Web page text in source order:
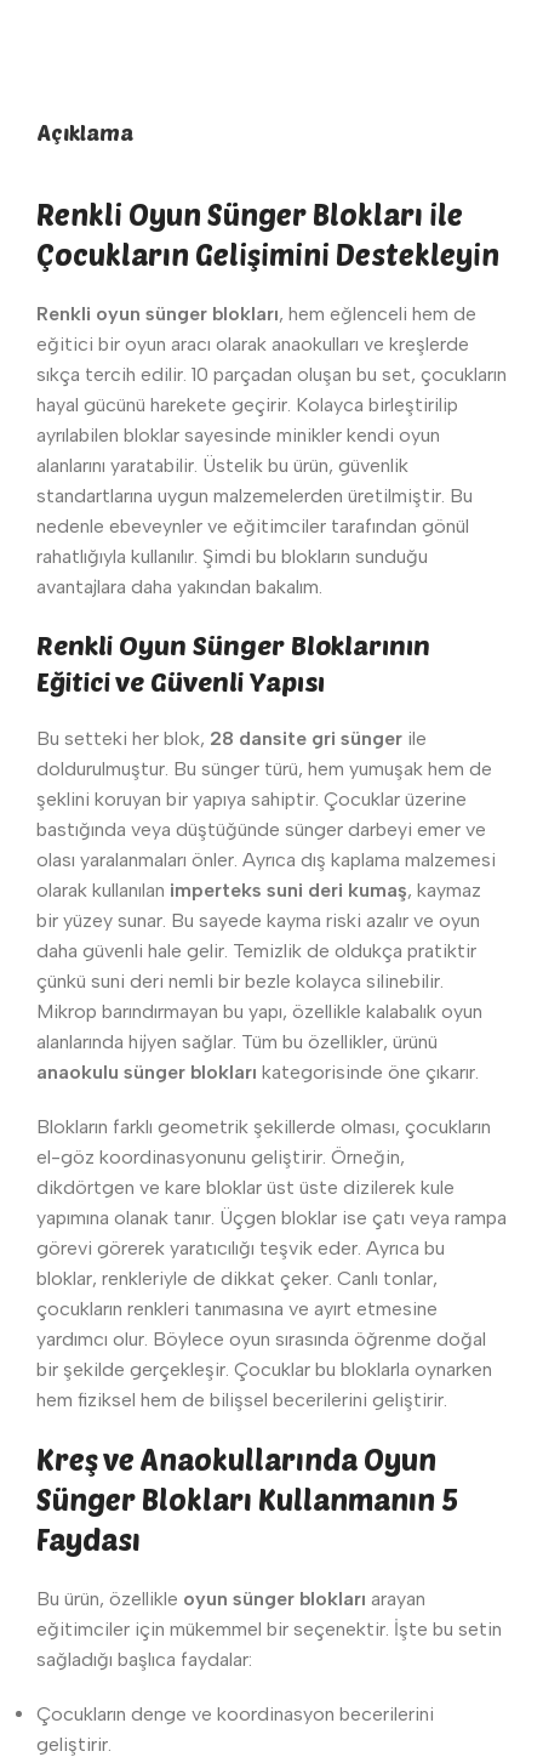
Açıklama
Renkli Oyun Sünger Blokları ile
Çocukların Gelişimini Destekleyin
Renkli oyun sünger blokları, hem eğlenceli hem de
eğitici bir oyun aracı olarak anaokulları ve kreşlerde
sıkça tercih edilir. 10 parçadan oluşan bu set, çocukların
hayal gücünü harekete geçirir. Kolayca birleştirilip
ayrılabilen bloklar sayesinde minikler kendi oyun
alanlarını yaratabilir. Üstelik bu ürün, güvenlik
standartlarına uygun malzemelerden üretilmiştir. Bu
nedenle ebeveynler ve eğitimciler tarafından gönül
rahatlığıyla kullanılır. Şimdi bu blokların sunduğu
avantajlara daha yakından bakalım.
Renkli Oyun Sünger Bloklarının
Eğitici ve Güvenli Yapısı
Bu setteki her blok, 28 dansite gri sünger ile
doldurulmuştur. Bu sünger türü, hem yumuşak hem de
şeklini koruyan bir yapıya sahiptir. Çocuklar üzerine
bastığında veya düştüğünde sünger darbeyi emer ve
olası yaralanmaları önler. Ayrıca dış kaplama malzemesi
olarak kullanılan imperteks suni deri kumaş, kaymaz
bir yüzey sunar. Bu sayede kayma riski azalır ve oyun
daha güvenli hale gelir. Temizlik de oldukça pratiktir
çünkü suni deri nemli bir bezle kolayca silinebilir.
Mikrop barındırmayan bu yapı, özellikle kalabalık oyun
alanlarında hijyen sağlar. Tüm bu özellikler, ürünü
anaokulu sünger blokları kategorisinde öne çıkarır.
Blokların farklı geometrik şekillerde olması, çocukların
el-göz koordinasyonunu geliştirir. Örneğin,
dikdörtgen ve kare bloklar üst üste dizilerek kule
yapımına olanak tanır. Üçgen bloklar ise çatı veya rampa
görevi görerek yaratıcılığı teşvik eder. Ayrıca bu
bloklar, renkleriyle de dikkat çeker. Canlı tonlar,
çocukların renkleri tanımasına ve ayırt etmesine
yardımcı olur. Böylece oyun sırasında öğrenme doğal
bir şekilde gerçekleşir. Çocuklar bu bloklarla oynarken
hem fiziksel hem de bilişsel becerilerini geliştirir.
Kreş ve Anaokullarında Oyun
Sünger Blokları Kullanmanın 5
Faydası
Bu ürün, özellikle oyun sünger blokları arayan
eğitimciler için mükemmel bir seçenektir. İşte bu setin
sağladığı başlıca faydalar:
Çocukların denge ve koordinasyon becerilerini
geliştirir.